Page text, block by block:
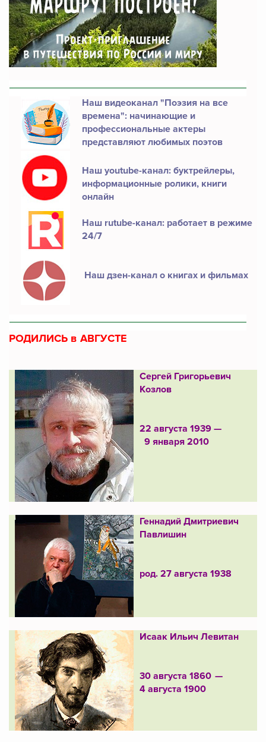
Наш видеоканал "Поэзия на все
времена": начинающие и
профессиональные актеры
представляют любимых поэтов
Наш youtube-канал: буктрейлеры,
информационные ролики, книги
онлайн
Наш rutube-канал: работает в режиме
24/7
Наш дзен-канал о книгах и фильмах
РОДИЛИСЬ в АВГУСТЕ
Сергей Григорьевич
Козлов
22 августа 1939 —
9 января 2010
Геннадий Дмитриевич
Павлишин
род. 27 августа 1938
Исаак Ильич Левитан
30 августа 1860 —
4 августа 1900